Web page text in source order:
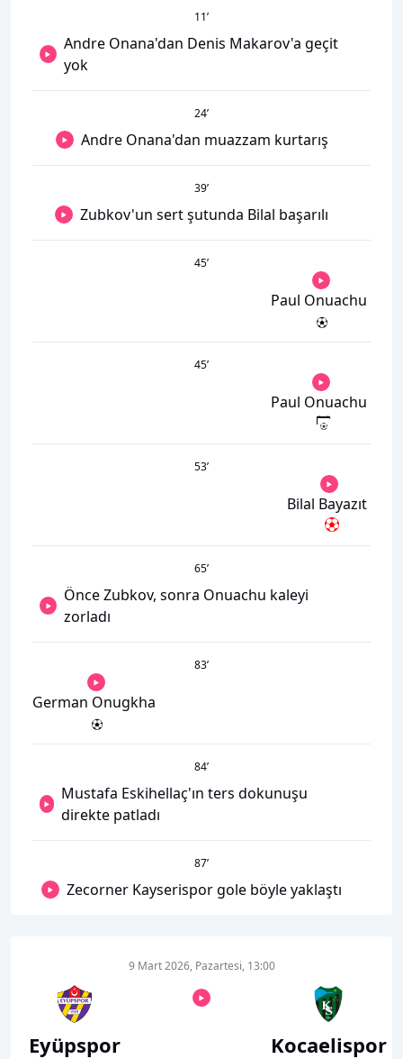
11’
Andre Onana'dan Denis Makarov'a geçit
yok
24’
Andre Onana'dan muazzam kurtarış
39’
Zubkov'un sert şutunda Bilal başarılı
45’
Paul Onuachu
45’
Paul Onuachu
53’
Bilal Bayazıt
65’
Önce Zubkov, sonra Onuachu kaleyi
zorladı
83’
German Onugkha
84’
Mustafa Eskihellaç'ın ters dokunuşu
direkte patladı
87’
Zecorner Kayserispor gole böyle yaklaştı
Eyüpspor
9 Mart 2026, Pazartesi, 13:00
Kocaelispor